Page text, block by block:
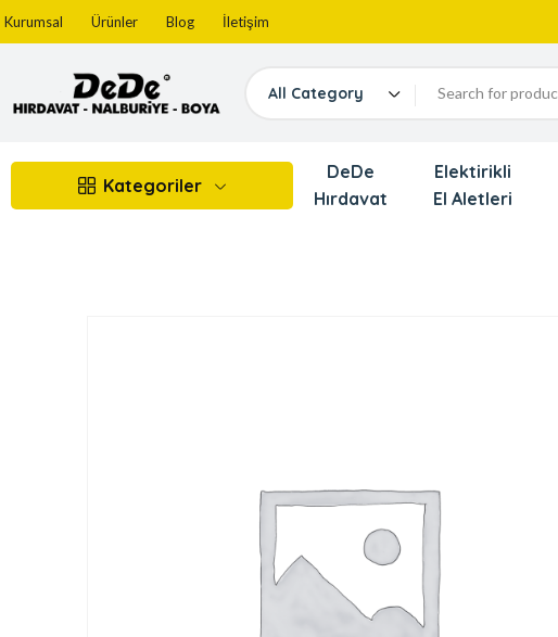
Kurumsal Ürünler Blog İletişim
All Category
Kategoriler
DeDe
Hırdavat
Elektirikli
El Aletleri